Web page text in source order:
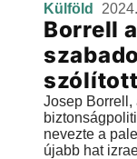
Külföld
Borrell
Josep
nevezte a
újabb hat